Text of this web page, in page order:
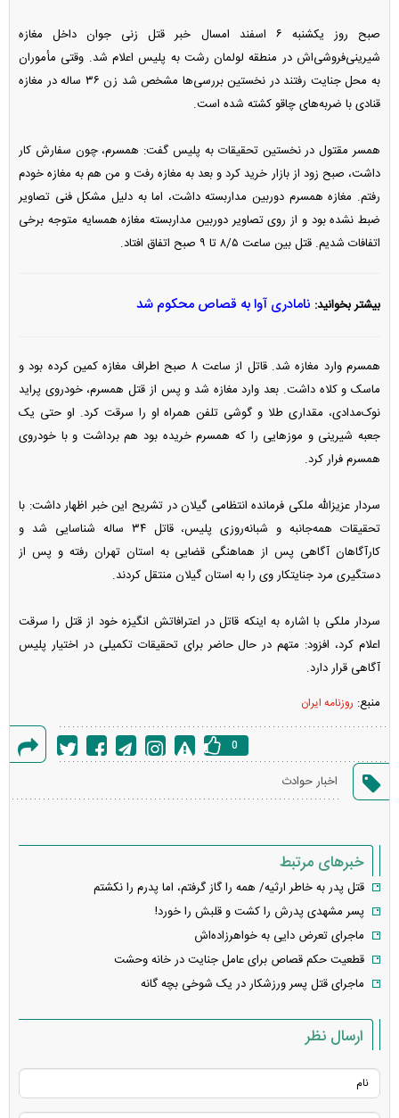
صبح روز یکشنبه ۶ اسفند امسال خبر قتل زنی جوان داخل مغازه
شیرینی‌فروشی‌اش در منطقه لولمان رشت به پلیس اعلام شد. وقتی مأموران
به محل جنایت رفتند در نخستین بررسی‌ها مشخص شد زن ۳۶ ساله در مغازه
قنادی با ضربه‌های چاقو کشته شده است.
همسر مقتول در نخستین تحقیقات به پلیس گفت: همسرم، چون سفارش کار
داشت، صبح زود از بازار خرید کرد و بعد به مغازه رفت و من هم به مغازه خودم
رفتم. مغازه همسرم دوربین مداربسته داشت، اما به دلیل مشکل فنی تصاویر
ضبط نشده بود و از روی تصاویر دوربین مداربسته مغازه همسایه متوجه برخی
اتفافات شدیم. قتل بین ساعت ۸/۵ تا ۹ صبح اتفاق افتاد.
بیشتر بخوانید: نامادری آوا به قصاص محکوم شد
همسرم وارد مغازه شد. قاتل از ساعت ۸ صبح اطراف مغازه کمین کرده بود و
ماسک و کلاه داشت. بعد وارد مغازه شد و پس از قتل همسرم، خودروی پراید
نوک‌مدادی، مقداری طلا و گوشی تلفن همراه او را سرقت کرد. او حتی یک
جعبه شیرینی و موز‌هایی را که همسرم خریده بود هم برداشت و با خودروی
همسرم فرار کرد.
سردار عزیزالله ملکی فرمانده انتظامی گیلان در تشریح این خبر اظهار داشت: با
تحقیقات همه‌جانبه و شبانه‌روزی پلیس، قاتل ۳۴ ساله شناسایی شد و
کارآگاهان آگاهی پس از هماهنگی قضایی به استان تهران رفته و پس از
دستگیری مرد جنایتکار وی را به استان گیلان منتقل کردند.
سردار ملکی با اشاره به اینکه قاتل در اعترافاتش انگیزه خود از قتل را سرقت
اعلام کرد، افزود: متهم در حال حاضر برای تحقیقات تکمیلی در اختیار پلیس
آگاهی قرار دارد.
منبع: روزنامه ایران
خطا
0
اخبار حوادث
خبرهای مرتبط
قتل پدر به خاطر ارثیه/ همه را گاز گرفتم، اما پدرم را نکشتم
پسر مشهدی پدرش را کشت و قلبش را خورد!
ماجرای تعرض دایی به خواهرزاده‌اش
قطعیت حکم قصاص برای عامل جنایت در خانه وحشت
ماجرای قتل پسر ورزشکار در یک شوخی بچه گانه
ارسال نظر